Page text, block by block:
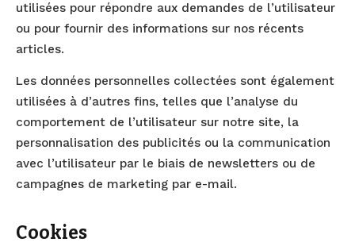
utilisées pour répondre aux demandes de l’utilisateur
ou pour fournir des informations sur nos récents
articles.
Les données personnelles collectées sont également
utilisées à d’autres fins, telles que l’analyse du
comportement de l’utilisateur sur notre site, la
personnalisation des publicités ou la communication
avec l’utilisateur par le biais de newsletters ou de
campagnes de marketing par e-mail.
Cookies